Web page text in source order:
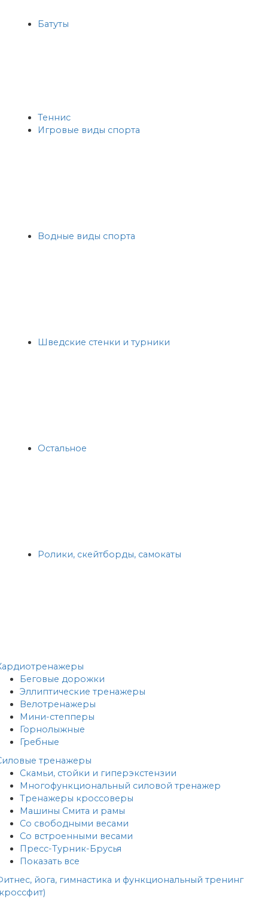
Батуты
Теннис
Игровые виды спорта
Водные виды спорта
Шведские стенки и турники
Остальное
Ролики, скейтборды, самокаты
Беговые дорожки
Эллиптические тренажеры
Велотренажеры
Мини-степперы
Горнолыжные
Гребные
тренажеры
Скамьи, стойки и гиперэкстензии
Многофункциональный силовой тренажер
Тренажеры кроссоверы
Машины Смита и рамы
Со свободными весами
Со встроенными весами
Пресс-Турник-Брусья
Показать все
йога, гимнастика и функциональный тренинг